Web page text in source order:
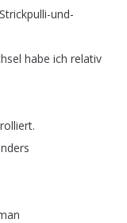
Strickpulli-und-
habe ich relativ
.